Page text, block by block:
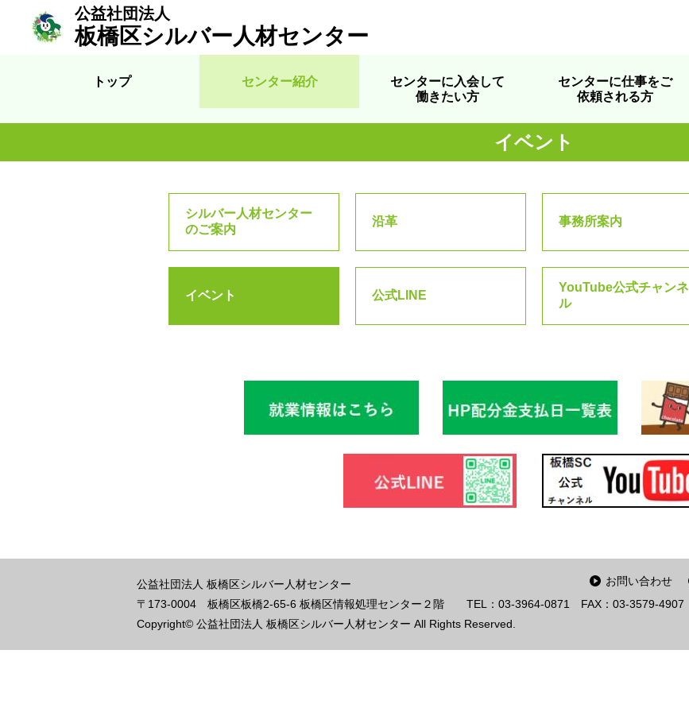
公益社団法人
板橋区シルバー人材センター
トップ センター紹介
センターに入会して
働きたい方
センターに仕事をご
依頼される方
イベント
シルバー人材センター
のご案内
沿革 事務所案内
イベント 公式LINE
YouTube公式チャンネ
ル
お問い合わせ
公益社団法人 板橋区シルバー人材センター
〒173-0004
板橋区板橋2-65-6 板橋区情報処理センター２階 TEL：03-3964-0871
FAX：03-3579-4907
Copyright© 公益社団法人 板橋区シルバー人材センター All Rights Reserved.